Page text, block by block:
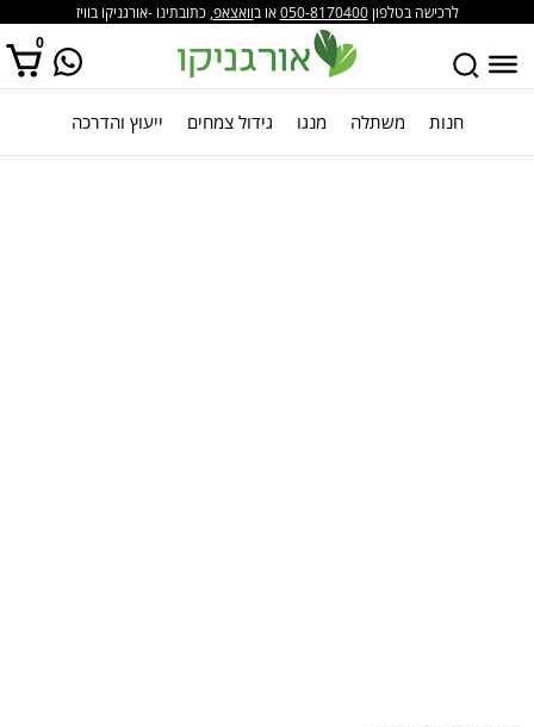
לרכישה בטלפון050-8170400או בוואצאפ, כתובתינו -אורגניקו בוויז
0
אין מוצרים בסל הקניות. חנות משתלה מנגו גידול צמחים ייעוץ והדרכה